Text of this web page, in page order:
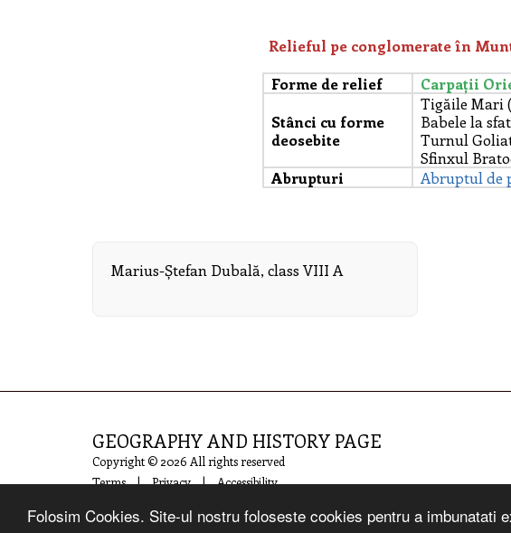
Folosim Cookies. Site-ul nostru foloseste cookies pentru a
Relieful pe conglomerate în
Forme de relief
Carpații
Stânci cu forme
deosebite
Tigăile Mari
Babele la
Turnul
Sfinxul
Abrupturi
Abruptul de
Marius-Ștefan Dubală, class VIII A
GEOGRAPHY AND HISTORY PAGE
Copyright © 2026 All rights reserved
Terms|Privacy|Accessibility